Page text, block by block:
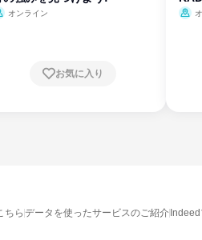
オンライン
お気に入り
ちら データを使ったサービスのご紹介